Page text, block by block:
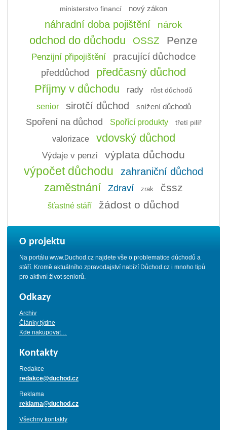
ministerstvo financí nový zákon
náhradní doba pojištění nárok
odchod do důchodu OSSZ Penze
Penzijní připojištění pracující důchodce
předdůchod předčasný důchod
Příjmy v důchodu rady růst důchodů
senior sirotčí důchod snížení důchodů
Spoření na důchod Spořící produkty třetí pilíř
valorizace vdovský důchod
Výdaje v penzi výplata důchodu
výpočet důchodu zahraniční důchod
zaměstnání Zdraví zrak čssz
šťastné stáří žádost o důchod
O projektu
Na portálu www.Duchod.cz najdete vše o problematice důchodů a
stáří. Kromě aktuálního zpravodajství nabízí Důchod.cz i mnoho tipů
pro aktivní život seniorů.
Odkazy
Archiv
Články týdne
Kde nakupovat…
Kontakty
Redakce
redakce@duchod.cz
Reklama
reklama@duchod.cz
Všechny kontakty